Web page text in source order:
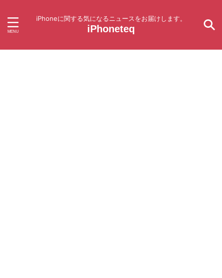
iPhoneに関する気になるニュースをお届けします。
iPhoneteq